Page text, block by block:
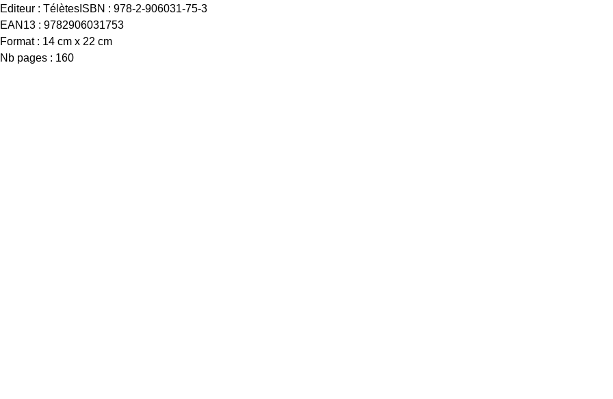
Editeur : Télètes ISBN : 978-2-906031-75-3
EAN13 : 9782906031753
Format : 14 cm x 22 cm
Nb pages : 160